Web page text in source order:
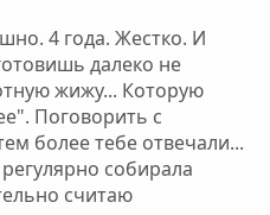
4 года. Жестко. И
далеко не
жижу... Которую
Поговорить с
более тебе отвечали...
собирала
считаю